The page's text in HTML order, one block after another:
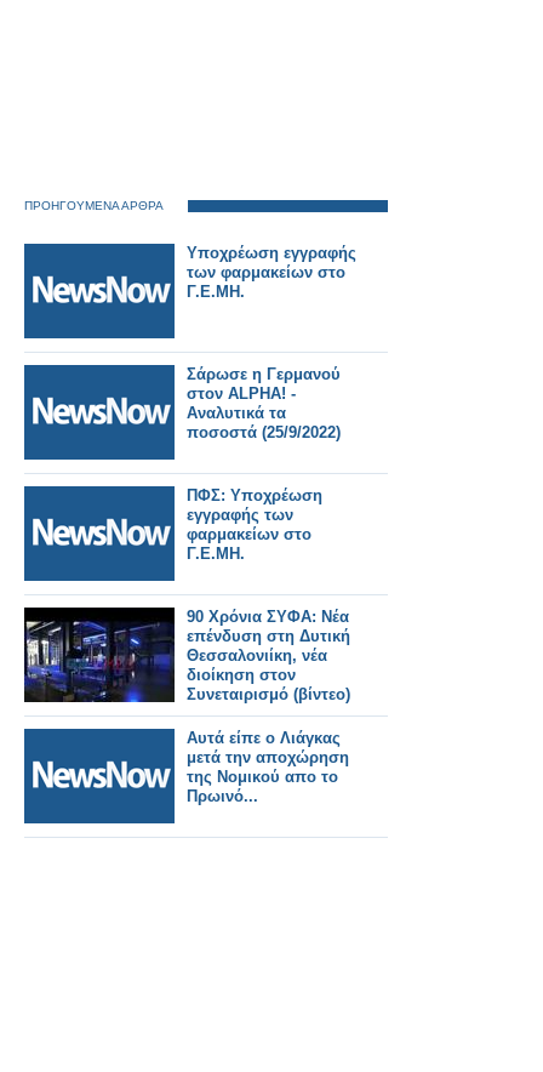
ΠΡΟΗΓΟΥΜΕΝΑ ΑΡΘΡΑ
Υποχρέωση εγγραφής
των φαρμακείων στο
Γ.Ε.ΜΗ.
Σάρωσε η Γερμανού
στον ALPHA! -
Αναλυτικά τα
ποσοστά (25/9/2022)
ΠΦΣ: Υποχρέωση
εγγραφής των
φαρμακείων στο
Γ.Ε.ΜΗ.
90 Χρόνια ΣΥΦΑ: Νέα
επένδυση στη Δυτική
Θεσσαλονιίκη, νέα
διοίκηση στον
Συνεταιρισμό (βίντεο)
Αυτά είπε ο Λιάγκας
μετά την αποχώρηση
της Νομικού απο το
Πρωινό...